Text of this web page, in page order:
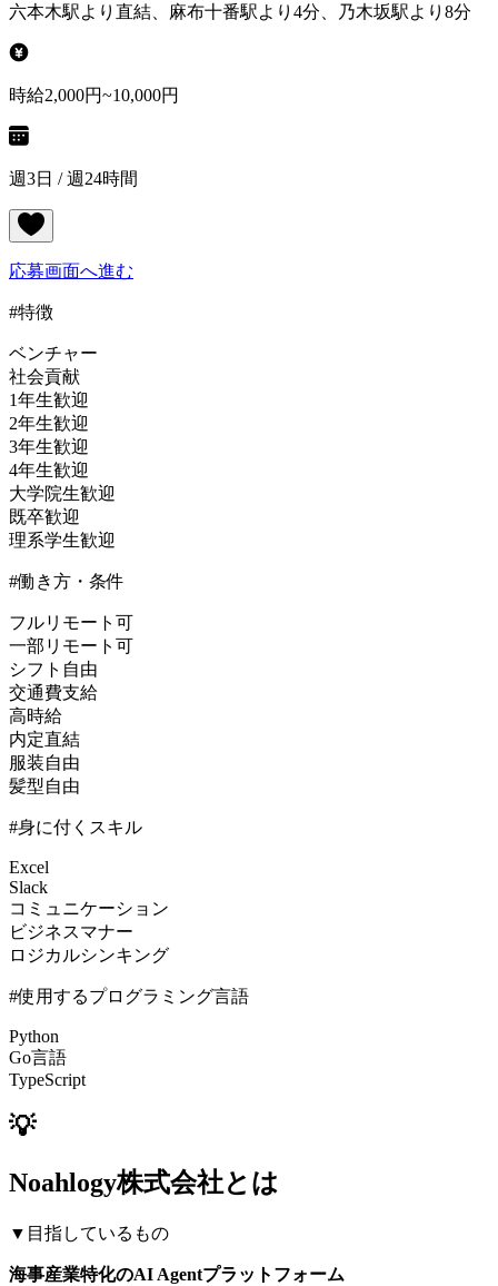
六本木駅より直結、麻布十番駅より4分、乃木坂駅より8分
時給2,000円~10,000円
週3日 / 週24時間
応募画面へ進む
#特徴
ベンチャー
社会貢献
1年生歓迎
2年生歓迎
3年生歓迎
4年生歓迎
大学院生歓迎
既卒歓迎
理系学生歓迎
#働き方・条件
フルリモート可
一部リモート可
シフト自由
交通費支給
高時給
内定直結
服装自由
髪型自由
#身に付くスキル
Excel
Slack
コミュニケーション
ビジネスマナー
ロジカルシンキング
#使用するプログラミング言語
Python
Go言語
TypeScript
💡
Noahlogy株式会社とは
▼目指しているもの
海事産業特化のAI Agentプラットフォーム